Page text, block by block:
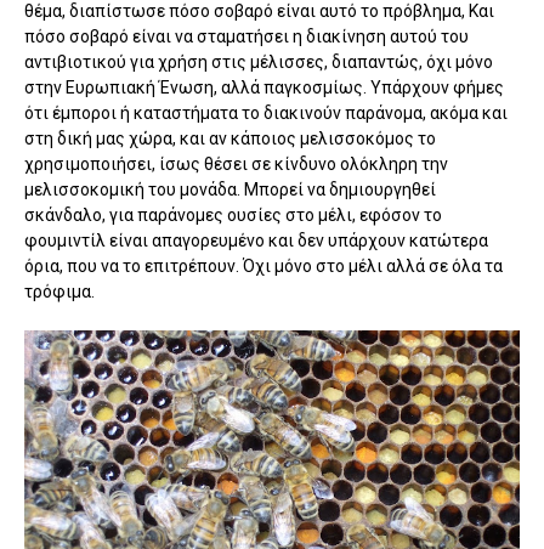
θέμα, διαπίστωσε πόσο σοβαρό είναι αυτό το πρόβλημα, Και
πόσο σοβαρό είναι να σταματήσει η διακίνηση αυτού του
αντιβιοτικού για χρήση στις μέλισσες, διαπαντώς, όχι μόνο
στην Ευρωπιακή Ένωση, αλλά παγκοσμίως. Υπάρχουν φήμες
ότι έμποροι ή καταστήματα το διακινούν παράνομα, ακόμα και
στη δική μας χώρα, και αν κάποιος μελισσοκόμος το
χρησιμοποιήσει, ίσως θέσει σε κίνδυνο ολόκληρη την
μελισσοκομική του μονάδα. Μπορεί να δημιουργηθεί
σκάνδαλο, για παράνομες ουσίες στο μέλι, εφόσον το
φουμιντίλ είναι απαγορευμένο και δεν υπάρχουν κατώτερα
όρια, που να το επιτρέπουν. Όχι μόνο στο μέλι αλλά σε όλα τα
τρόφιμα.